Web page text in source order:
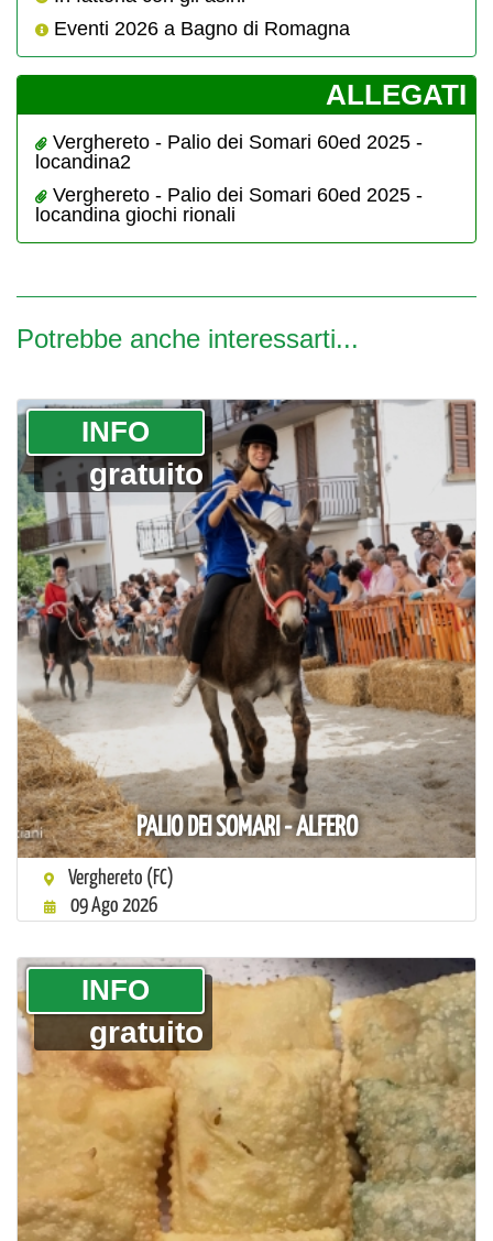
Eventi 2026 a Bagno di Romagna
­ALLEGATI
Verghereto - Palio dei Somari 60ed 2025 -
locandina2
Verghereto - Palio dei Somari 60ed 2025 -
locandina giochi rionali
Potrebbe anche interessarti...
PALIO DEI SOMARI - ALFERO
­INFO
gratuito
Verghereto (FC)
09 Ago 2026
­INFO
gratuito